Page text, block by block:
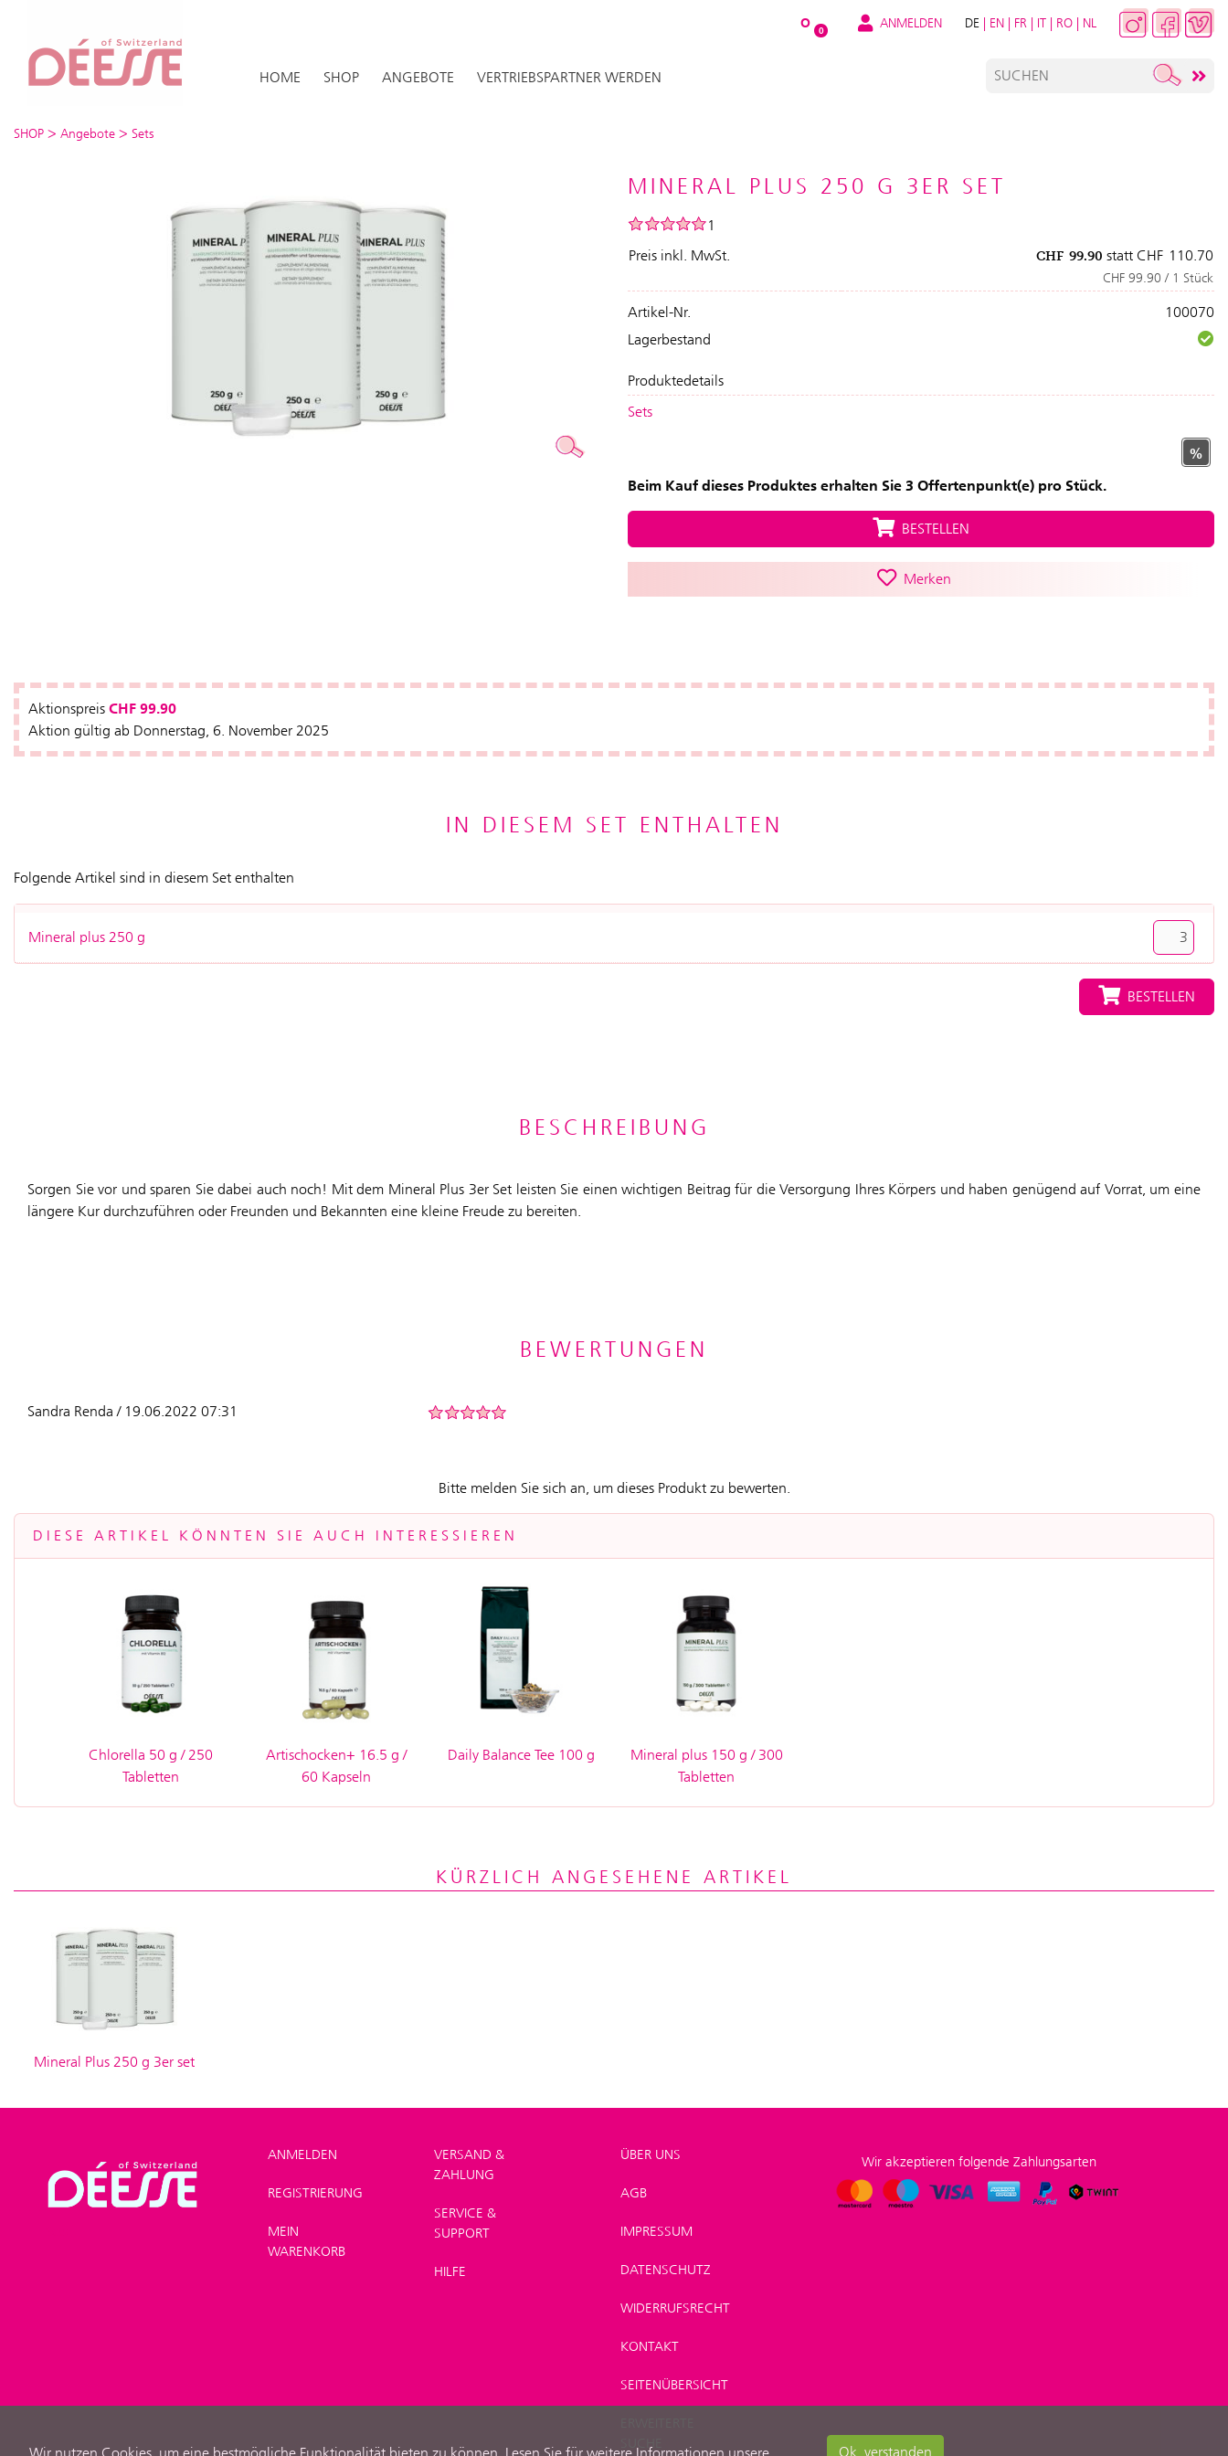
O 0 ANMELDEN DE | EN | FR | IT | RO | NL
HOME SHOP ANGEBOTE VERTRIEBSPARTNER WERDEN
SHOP > Angebote > Sets
MINERAL PLUS 250 G 3ER SET
1
Preis inkl. MwSt.
CHF 99.90 statt CHF 110.70
CHF 99.90 / 1 Stück
Artikel-Nr.
100070
Lagerbestand
Produktedetails
Sets
%
Beim Kauf dieses Produktes erhalten Sie 3 Offertenpunkt(e) pro Stück.
BESTELLEN
Merken
Aktionspreis CHF 99.90
Aktion gültig ab Donnerstag, 6. November 2025
IN DIESEM SET ENTHALTEN
Folgende Artikel sind in diesem Set enthalten
Mineral plus 250 g
BESTELLEN
BESCHREIBUNG
Sorgen Sie vor und sparen Sie dabei auch noch! Mit dem Mineral Plus 3er Set leisten Sie einen wichtigen Beitrag für die Versorgung Ihres Körpers und haben genügend auf Vorrat, um eine
längere Kur durchzuführen oder Freunden und Bekannten eine kleine Freude zu bereiten.
BEWERTUNGEN
Sandra Renda / 19.06.2022 07:31
Bitte melden Sie sich an, um dieses Produkt zu bewerten.
DIESE ARTIKEL KÖNNTEN SIE AUCH INTERESSIEREN
Chlorella 50 g / 250
Tabletten
Artischocken+ 16.5 g /
60 Kapseln
Daily Balance Tee 100 g
Mineral plus 150 g / 300
Tabletten
KÜRZLICH ANGESEHENE ARTIKEL
Mineral Plus 250 g 3er set
SHOP >Angebote >
ANMELDEN
REGISTRIERUNG
MEIN
WARENKORB
VERSAND &
ZAHLUNG
SERVICE &
SUPPORT
HILFE
ÜBER UNS
AGB
IMPRESSUM
DATENSCHUTZ
WIDERRUFSRECHT
KONTAKT
SEITENÜBERSICHT
SUCHE
Wir akzeptieren folgende Zahlungsarten
Ok, verstanden